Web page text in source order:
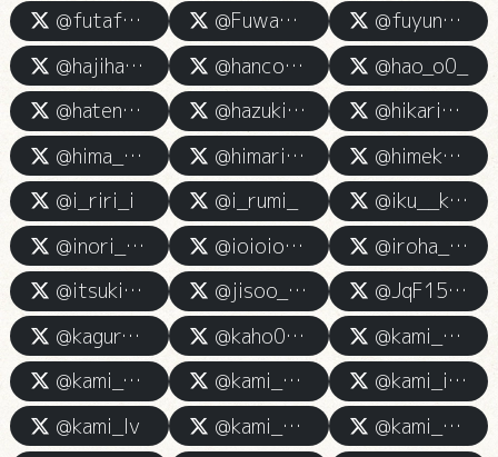
@futafutaest
@Fuwa____mochi
@fuyuna_25253
@hajihaji_mechan
@hancock_kamiesu
@hao_o0_
@hatena_kami
@hazuki__kamiesu
@hikarihappyday
@hima_kamies
@himari_kamiesu
@himeka_kamiesu
@i_riri_i
@i_rumi_
@iku__kami
@inori_kamiesu
@ioioion_xxx
@iroha__esute
@itsuki_kamieste
@jisoo_822
@JqF15zgm3y57811
@kagurachan_0
@kaho0921kami
@kami__meiri
@kami_estheti9jo
@kami_hinanonano
@kami_iso_
@kami_lv
@kami_momojiri
@kami_nanami__